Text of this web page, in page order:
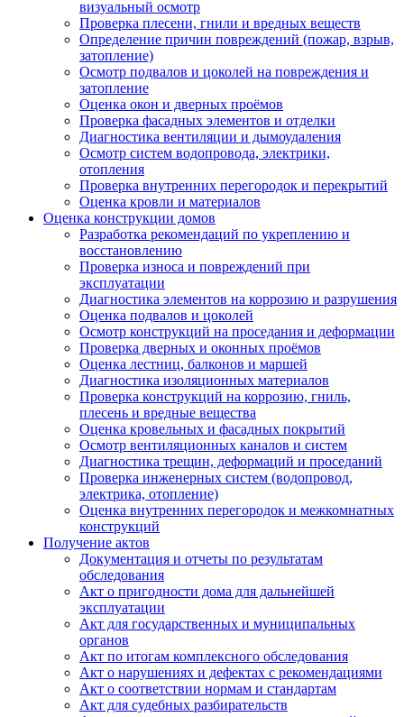
визуальный осмотр
Проверка плесени, гнили и вредных веществ
Определение причин повреждений (пожар, взрыв,
затопление)
Осмотр подвалов и цоколей на повреждения и
затопление
Оценка окон и дверных проёмов
Проверка фасадных элементов и отделки
Диагностика вентиляции и дымоудаления
Осмотр систем водопровода, электрики,
отопления
Проверка внутренних перегородок и перекрытий
Оценка кровли и материалов
Оценка конструкции домов
Разработка рекомендаций по укреплению и
восстановлению
Проверка износа и повреждений при
эксплуатации
Диагностика элементов на коррозию и разрушения
Оценка подвалов и цоколей
Осмотр конструкций на проседания и деформации
Проверка дверных и оконных проёмов
Оценка лестниц, балконов и маршей
Диагностика изоляционных материалов
Проверка конструкций на коррозию, гниль,
плесень и вредные вещества
Оценка кровельных и фасадных покрытий
Осмотр вентиляционных каналов и систем
Диагностика трещин, деформаций и проседаний
Проверка инженерных систем (водопровод,
электрика, отопление)
Оценка внутренних перегородок и межкомнатных
конструкций
Получение актов
Документация и отчеты по результатам
обследования
Акт о пригодности дома для дальнейшей
эксплуатации
Акт для государственных и муниципальных
органов
Акт по итогам комплексного обследования
Акт о нарушениях и дефектах с рекомендациями
Акт о соответствии нормам и стандартам
Акт для судебных разбирательств